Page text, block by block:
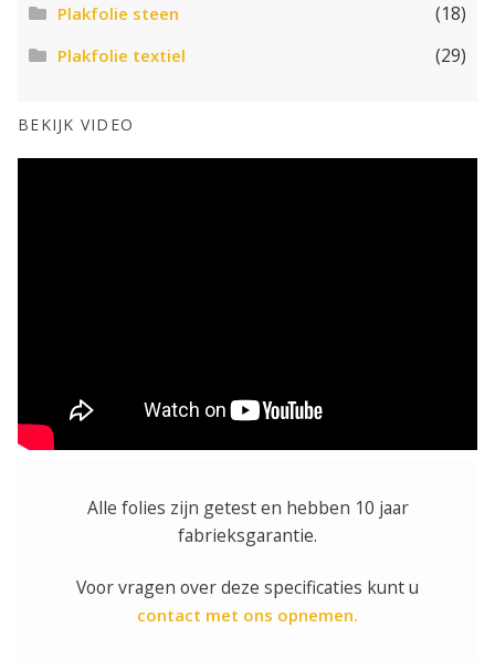
Plakfolie steen (18)
Plakfolie textiel (29)
BEKIJK VIDEO
Alle folies zijn getest en hebben 10 jaar
fabrieksgarantie.
Voor vragen over deze specificaties kunt u
contact met ons opnemen.